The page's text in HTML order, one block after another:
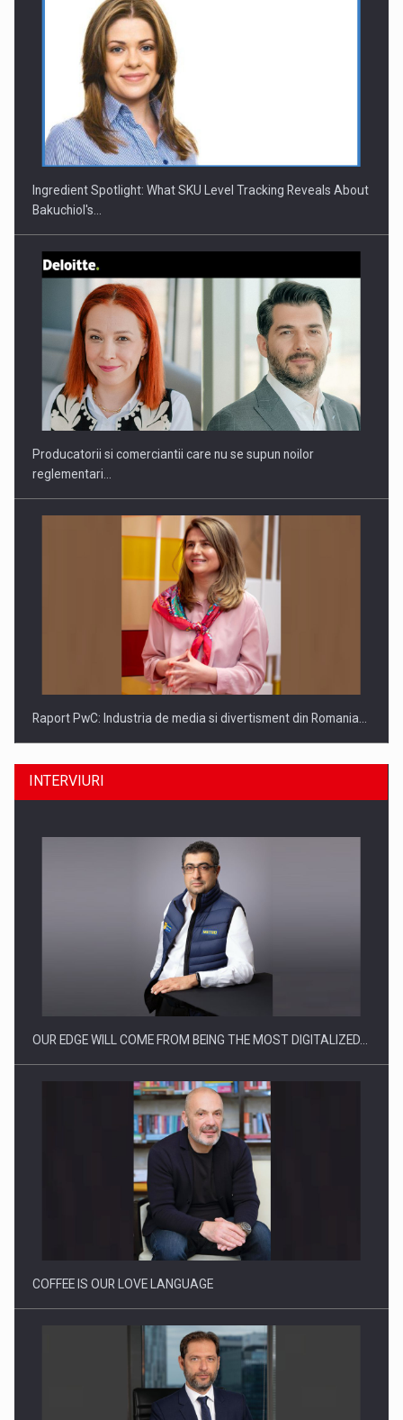
CEO Conference - Shaping The Future - Technology and…
Webinar - Business Evolution-RETHINK STRATEGY-Finantare
Investitii Digitalizare
Ingredient Spotlight: What SKU Level Tracking Reveals About
Bakuchiol's…
Producatorii si comerciantii care nu se supun noilor
reglementari…
Raport PwC: Industria de media si divertisment din Romania…
Ce nu stiu Directorii de HR despre performanta echipelor…
Cum invatam sa spunem nu intr-o cultura care pedepseste…
INTERVIURI
OUR EDGE WILL COME FROM BEING THE MOST DIGITALIZED…
COFFEE IS OUR LOVE LANGUAGE